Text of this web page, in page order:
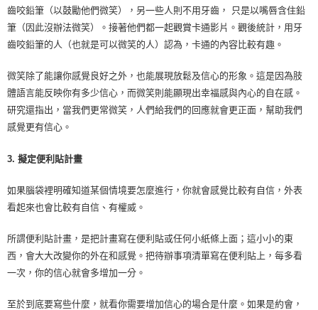
齒咬鉛筆（以鼓勵他們微笑），另一些人則不用牙齒， 只是以嘴唇含住鉛
筆（因此沒辦法微笑）。接著他們都一起觀賞卡通影片。觀後統計，用牙
齒咬鉛筆的人（也就是可以微笑的人）認為，卡通的內容比較有趣。
微笑除了能讓你感覺良好之外，也能展現放鬆及信心的形象。這是因為肢
體語言能反映你有多少信心，而微笑則能顯現出幸福感與內心的自在感。
研究還指出，當我們更常微笑，人們給我們的回應就會更正面，幫助我們
感覺更有信心。
3. 擬定便利貼計畫
如果腦袋裡明確知道某個情境要怎麼進行，你就會感覺比較有自信，外表
看起來也會比較有自信、有權威。
所謂便利貼計畫，是把計畫寫在便利貼或任何小紙條上面；這小小的東
西，會大大改變你的外在和感覺。把待辦事項清單寫在便利貼上，每多看
一次，你的信心就會多增加一分。
至於到底要寫些什麼，就看你需要增加信心的場合是什麼。如果是約會，